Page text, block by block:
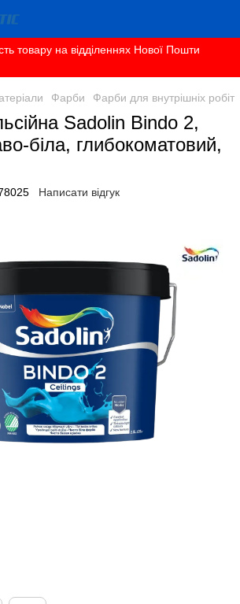
товару на відділеннях Нової Пошти
Фарби Фарби для внутрішніх робіт
Sadolin Bindo 2,
біла, глибокоматовий,
Написати відгук